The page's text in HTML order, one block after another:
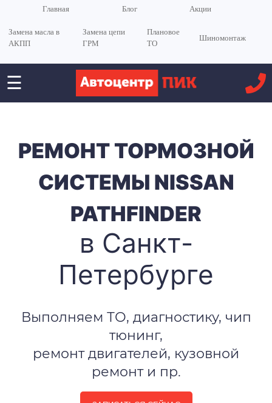
Главная Блог Акции
Замена масла в
АКПП
Замена цепи
ГРМ
Плановое
ТО
Шиномонтаж
☰
РЕМОНТ ТОРМОЗНОЙ
СИСТЕМЫ NISSAN
PATHFINDER
в Санкт-
Петербурге
Выполняем ТО, диагностику, чип
тюнинг,
ремонт двигателей, кузовной
ремонт и пр.